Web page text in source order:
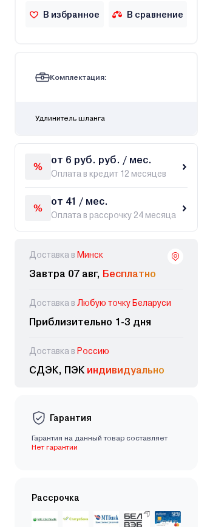
В избранное В сравнение
Комплектация:
Удлинитель шланга
от 6 руб. руб. / мес.
Оплата в кредит 12 месяцев
от 41 / мес.
Оплата в рассрочку 24 месяца
Доставка в Минск
Завтра 07 авг, Бесплатно
Доставка в Любую точку Беларуси
Приблизительно 1-3 дня
Доставка в Россию
СДЭК, ПЭК индивидуально
Гарантия
Гарантия на данный товар составляет
Нет гарантии
Рассрочка